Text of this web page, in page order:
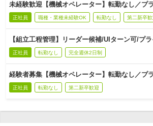
未経験歓迎【機械オペレーター】転勤なし／プ
正社員 職種・業種未経験OK 転勤なし 第二新卒歓
【組立工程管理】リーダー候補/UIターン可/プ
正社員 転勤なし 完全週休2日制
経験者募集【機械オペレーター】転勤なし／プ
正社員 転勤なし 第二新卒歓迎